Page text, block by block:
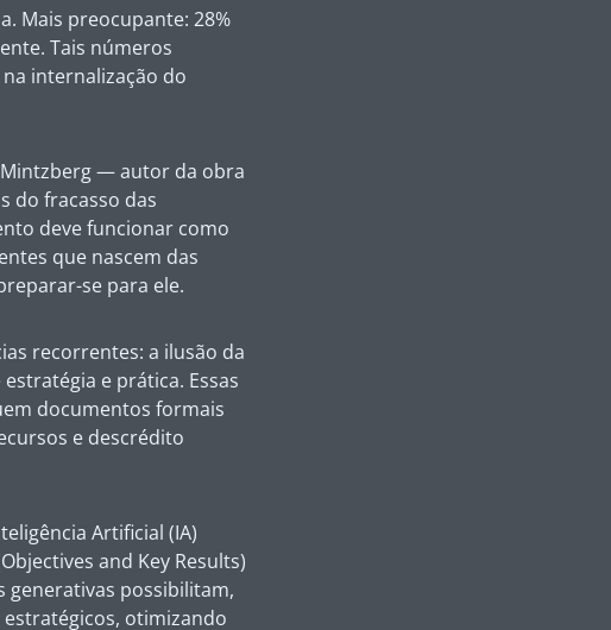
Mais preocupante: 28%
Tais números
internalização do
— autor da obra
do fracasso das
deve funcionar como
que nascem das
se para ele.
recorrentes: a ilusão da
e prática. Essas
documentos formais
e descrédito
Artificial (IA)
and Key Results)
generativas possibilitam,
otimizando